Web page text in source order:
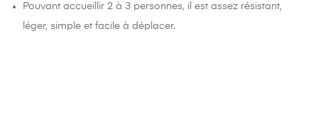
Pouvant accueillir 2 à 3 personnes, il est assez résistant,
léger, simple et facile à déplacer.